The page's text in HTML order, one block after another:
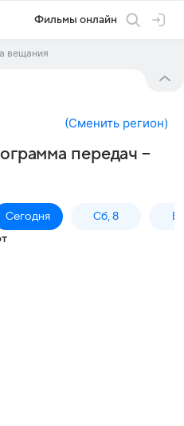
Фильмы онлайн
вещания
(Сменить регион)
передач –
Сегодня Сб, 8